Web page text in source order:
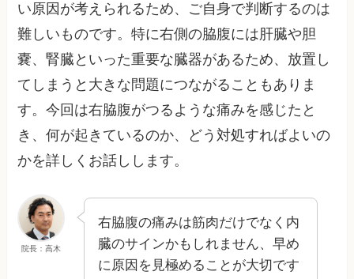
い原因が考えられるため、ご自身で判断するのは
難しいものです。特に右側の脇腹には肝臓や胆
嚢、腎臓といった重要な臓器があるため、放置し
てしまうと大きな問題につながることもありま
す。今回は右脇腹がつるような痛みを感じたと
き、何が起きているのか、どう対処すればよいの
かを詳しくお話しします。
院長：高木
右脇腹の痛みは筋肉だけでなく内
臓のサインかもしれません、早め
に原因を見極めることが大切です